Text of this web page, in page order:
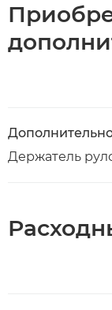
Держатель